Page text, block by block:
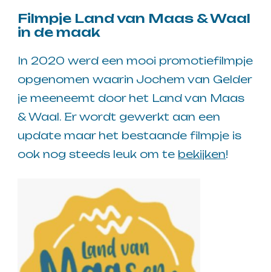
Filmpje Land van Maas & Waal
in de maak
In 2020 werd een mooi promotiefilmpje
opgenomen waarin Jochem van Gelder
je meeneemt door het Land van Maas
& Waal. Er wordt gewerkt aan een
update maar het bestaande filmpje is
ook nog steeds leuk om te bekijken!